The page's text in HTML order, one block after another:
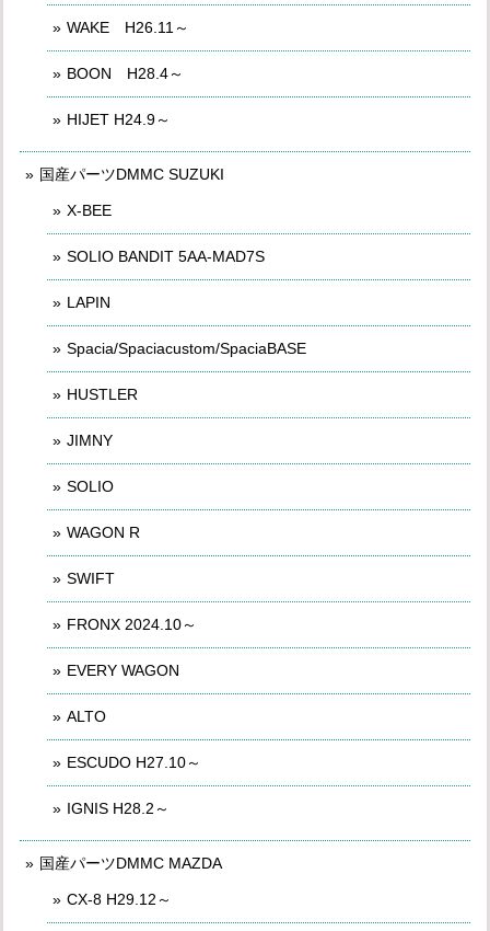
WAKE H26.11～
BOON H28.4～
HIJET H24.9～
国産パーツDMMC SUZUKI
X-BEE
SOLIO BANDIT 5AA-MAD7S
LAPIN
Spacia/Spaciacustom/SpaciaBASE
HUSTLER
JIMNY
SOLIO
WAGON R
SWIFT
FRONX 2024.10～
EVERY WAGON
ALTO
ESCUDO H27.10～
IGNIS H28.2～
国産パーツDMMC MAZDA
CX-8 H29.12～